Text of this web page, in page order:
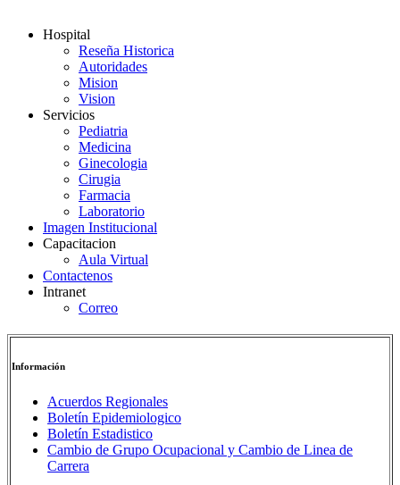
Hospital
Reseña Historica
Autoridades
Mision
Vision
Servicios
Pediatria
Medicina
Ginecologia
Cirugia
Farmacia
Laboratorio
Imagen Institucional
Capacitacion
Aula Virtual
Contactenos
Intranet
Correo
Información
Acuerdos Regionales
Boletín Epidemiologico
Boletín Estadistico
Cambio de Grupo Ocupacional y Cambio de Linea de
Carrera